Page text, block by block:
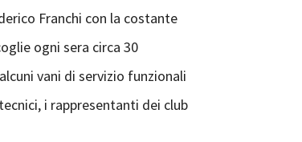
Franchi con la costante
ogni sera circa 30
vani di servizio funzionali
i rappresentanti dei club